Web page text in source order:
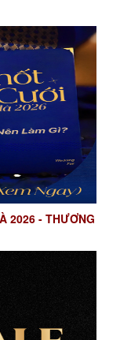
2026 - THƯƠNG